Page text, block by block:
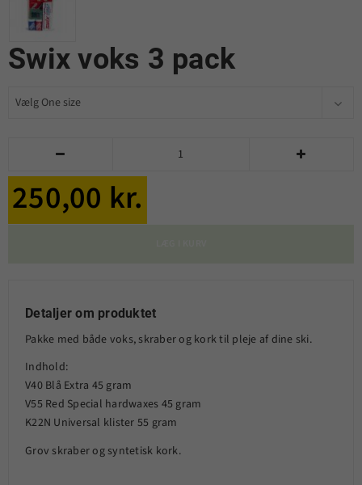
Swix voks 3 pack
 
250,00 kr.
Detaljer om produktet
Pakke med både voks, skraber og kork til pleje af dine ski.
Indhold:
V40 Blå Extra 45 gram
V55 Red Special hardwaxes 45 gram
K22N Universal klister 55 gram
Grov skraber og syntetisk kork.